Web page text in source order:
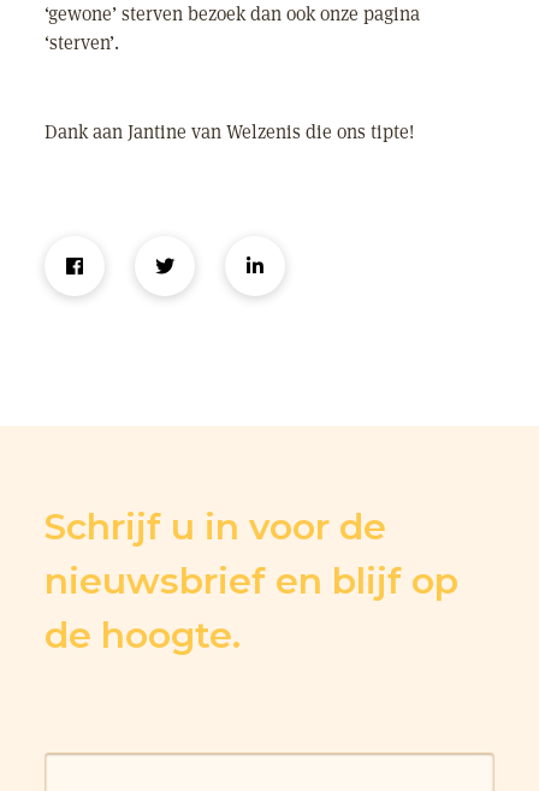
‘gewone’ sterven bezoek dan ook onze pagina
‘sterven’.
Dank aan Jantine van Welzenis die ons tipte!
Schrijf u in voor de
nieuwsbrief en blijf op
de hoogte.